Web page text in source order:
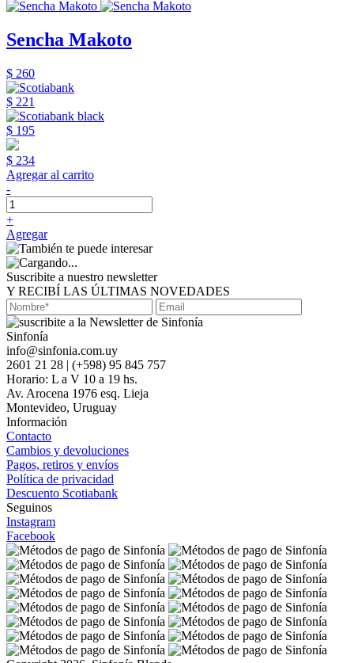
Sencha Makoto
$ 260
$ 221
$ 195
$ 234
Agregar al carrito
-
+
Agregar
Suscribite a nuestro newsletter
Y RECIBÍ LAS ÚLTIMAS NOVEDADES
Sinfonía
info@sinfonia.com.uy
2601 21 28 | (+598) 95 845 757
Horario: L a V 10 a 19 hs.
Av. Arocena 1976 esq. Lieja
Montevideo, Uruguay
Información
Contacto
Cambios y devoluciones
Pagos, retiros y envíos
Política de privacidad
Descuento Scotiabank
Seguinos
Instagram
Facebook